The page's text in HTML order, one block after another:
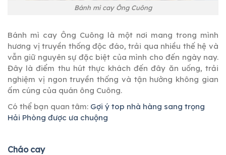
Bánh mì cay Ông Cuông
Bánh mì cay Ông Cuông là một nơi mang trong mình
hương vị truyền thống độc đáo, trải qua nhiều thế hệ và
vẫn giữ nguyên sự đặc biệt của mình cho đến ngày nay.
Đây là điểm thu hút thực khách đến đây ăn uống, trải
nghiệm vị ngon truyền thống và tận hưởng không gian
ấm cúng của quán ông Cuông.
Có thể bạn quan tâm: Gợi ý top nhà hàng sang trọng
Hải Phòng được ưa chuộng
Cháo cay